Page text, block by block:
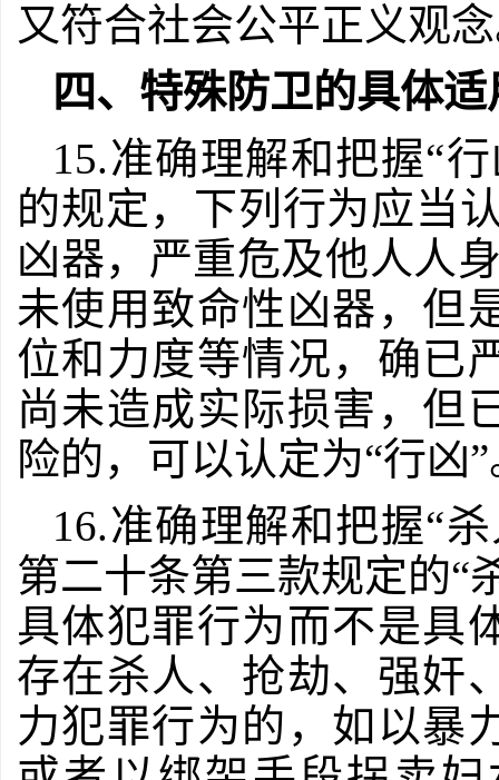
又符合社会公平正义观
四、特殊防卫的具体适
15.准确理解和把握“
的规定，下列行为应当
凶器，严重危及他人人
未使用致命性凶器，但
位和力度等情况，确已
尚未造成实际损害，但
险的，可以认定为“行凶
16.准确理解和把握“
第二十条第三款规定的“
具体犯罪行为而不是具
存在杀人、抢劫、强奸
力犯罪行为的，如以暴